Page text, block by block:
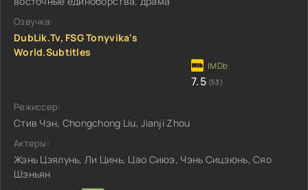
Озвучка:
DubLik.Tv, FSG Tonyvika's
World.Subtitles
7.5 (53)
Режиссер:
Стив Чэн, Chongchong Liu, Jianji Zhou
Актеры:
Жэнь Цзялунь, Ли Цинь, Цао Сиюэ, Чэнь Сицзюнь, Сяо
Шэньян